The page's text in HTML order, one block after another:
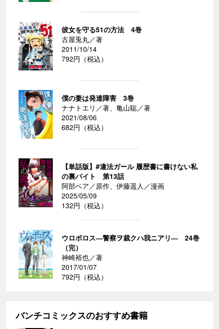
彼女を守る51の方法 4巻
古屋兎丸／著
2011/10/14
792円（税込）
僕の妻は発達障害 3巻
ナナトエリ／著、亀山聡／著
2021/08/06
682円（税込）
【単話版】#違法ガール 履歴書に書けない私
の裏バイト 第13話
阿部ベア／原作、伊藤遥人／漫画
2025/05/09
132円（税込）
ウロボロス―警察ヲ裁クハ我ニアリ― 24巻
（完）
神崎裕也／著
2017/01/07
792円（税込）
バンチコミックスのおすすめ書籍